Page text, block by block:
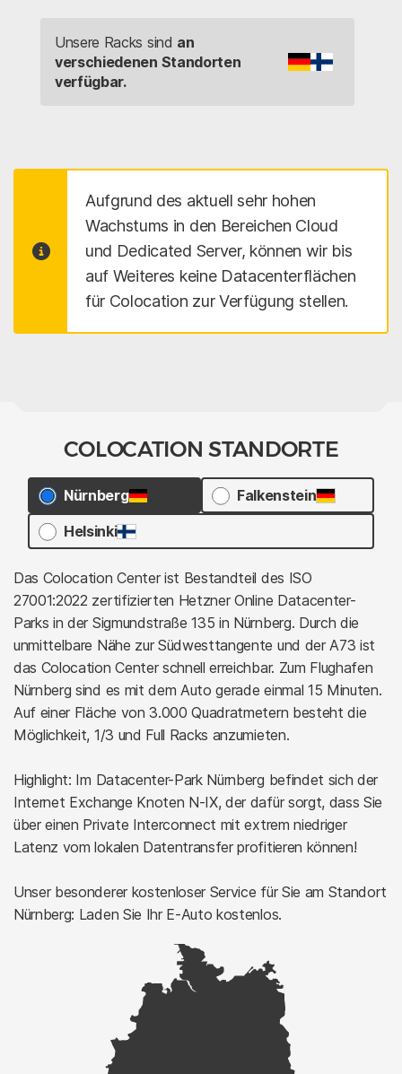
Unsere Racks sind an
verschiedenen Standorten
verfügbar.
Aufgrund des aktuell sehr hohen
Wachstums in den Bereichen Cloud
und Dedicated Server, können wir bis
auf Weiteres keine Datacenterflächen
für Colocation zur Verfügung stellen.
COLOCATION STANDORTE
Nürnberg
Falkenstein
Helsinki
Das Colocation Center ist Bestandteil des ISO
27001:2022 zertifizierten Hetzner Online Datacenter-
Parks in der Sigmundstraße 135 in Nürnberg. Durch die
unmittelbare Nähe zur Südwesttangente und der A73 ist
das Colocation Center schnell erreichbar. Zum Flughafen
Nürnberg sind es mit dem Auto gerade einmal 15 Minuten.
Auf einer Fläche von 3.000 Quadratmetern besteht die
Möglichkeit, 1/3 und Full Racks anzumieten.
Highlight: Im Datacenter-Park Nürnberg befindet sich der
Internet Exchange Knoten N-IX, der dafür sorgt, dass Sie
über einen Private Interconnect mit extrem niedriger
Latenz vom lokalen Datentransfer profitieren können!
Unser besonderer kostenloser Service für Sie am Standort
Nürnberg: Laden Sie Ihr E-Auto kostenlos.